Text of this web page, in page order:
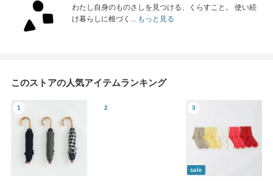
わたし自身のものさしを見つける、くらすこと。 使い続
け暮らしに根づく...もっと見る
このストアの人気アイテムランキング
sale